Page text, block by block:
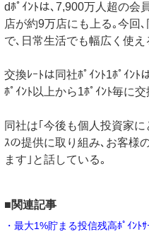
dﾎﾟｲﾝﾄは､7,900万人超の会
店が約9万店にも上る｡今回
で､日常生活でも幅広く使え
交換ﾚｰﾄは同社ﾎﾟｲﾝﾄ1ﾎﾟｲﾝﾄ
ﾎﾟｲﾝﾄ以上から1ﾎﾟｲﾝﾄ毎に交
同社は｢今後も個人投資家
ｽの提供に取り組み､お客様
ます｣と話している｡
■関連記事
・最大1%貯まる投信残高ﾎﾟｲﾝﾄ